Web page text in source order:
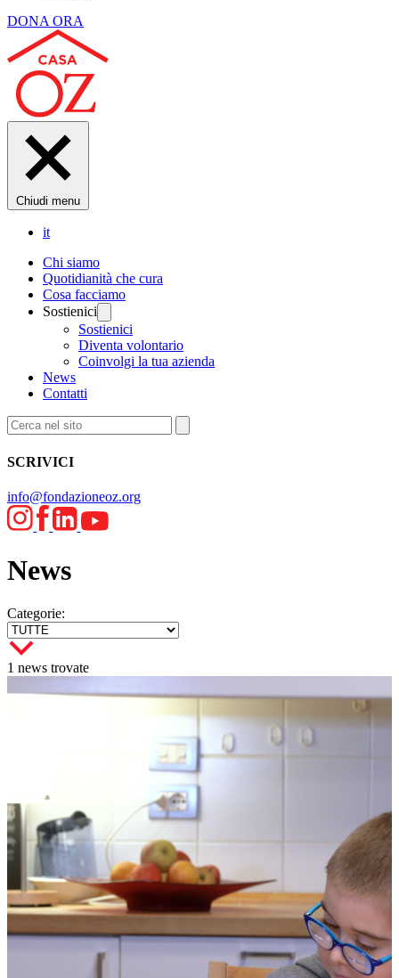
DONA ORA
Chiudi menu
it
Chi siamo
Quotidianità che cura
Cosa facciamo
Sostienici
Sostienici
Diventa volontario
Coinvolgi la tua azienda
News
Contatti
SCRIVICI
info@fondazioneoz.org
News
Categorie:
1 news trovate